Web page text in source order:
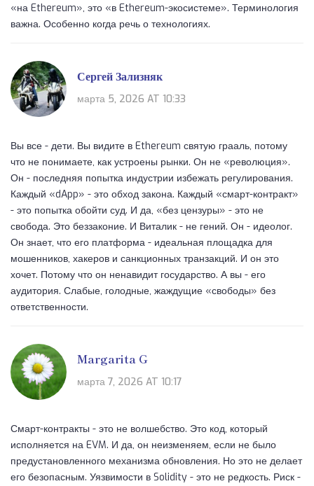
«на Ethereum», это «в Ethereum-экосистеме». Терминология
важна. Особенно когда речь о технологиях.
Сергей Зализняк
марта 5, 2026 AT 10:33
Вы все - дети. Вы видите в Ethereum святую грааль, потому
что не понимаете, как устроены рынки. Он не «революция».
Он - последняя попытка индустрии избежать регулирования.
Каждый «dApp» - это обход закона. Каждый «смарт-контракт»
- это попытка обойти суд. И да, «без цензуры» - это не
свобода. Это беззаконие. И Виталик - не гений. Он - идеолог.
Он знает, что его платформа - идеальная площадка для
мошенников, хакеров и санкционных транзакций. И он это
хочет. Потому что он ненавидит государство. А вы - его
аудитория. Слабые, голодные, жаждущие «свободы» без
ответственности.
Margarita G
марта 7, 2026 AT 10:17
Смарт-контракты - это не волшебство. Это код, который
исполняется на EVM. И да, он неизменяем, если не было
предустановленного механизма обновления. Но это не делает
его безопасным. Уязвимости в Solidity - это не редкость. Риск -